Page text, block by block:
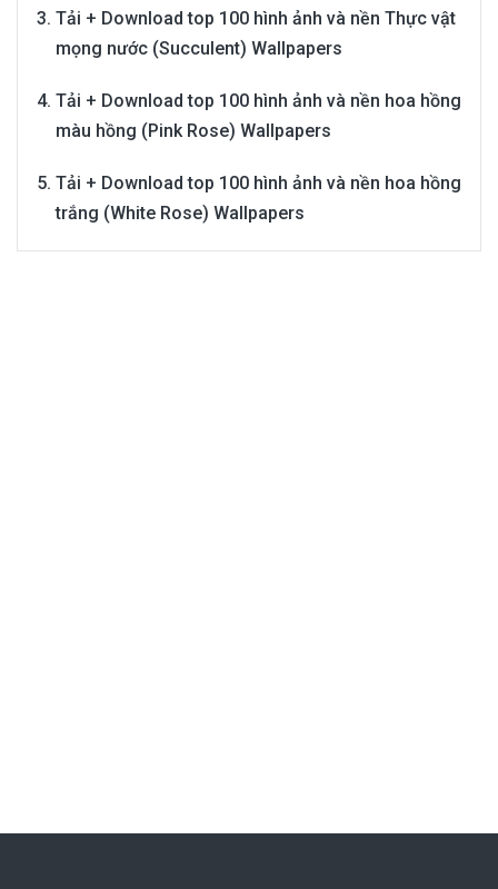
Tải + Download top 100 hình ảnh và nền Thực vật
mọng nước (Succulent) Wallpapers
Tải + Download top 100 hình ảnh và nền hoa hồng
màu hồng (Pink Rose) Wallpapers
Tải + Download top 100 hình ảnh và nền hoa hồng
trắng (White Rose) Wallpapers